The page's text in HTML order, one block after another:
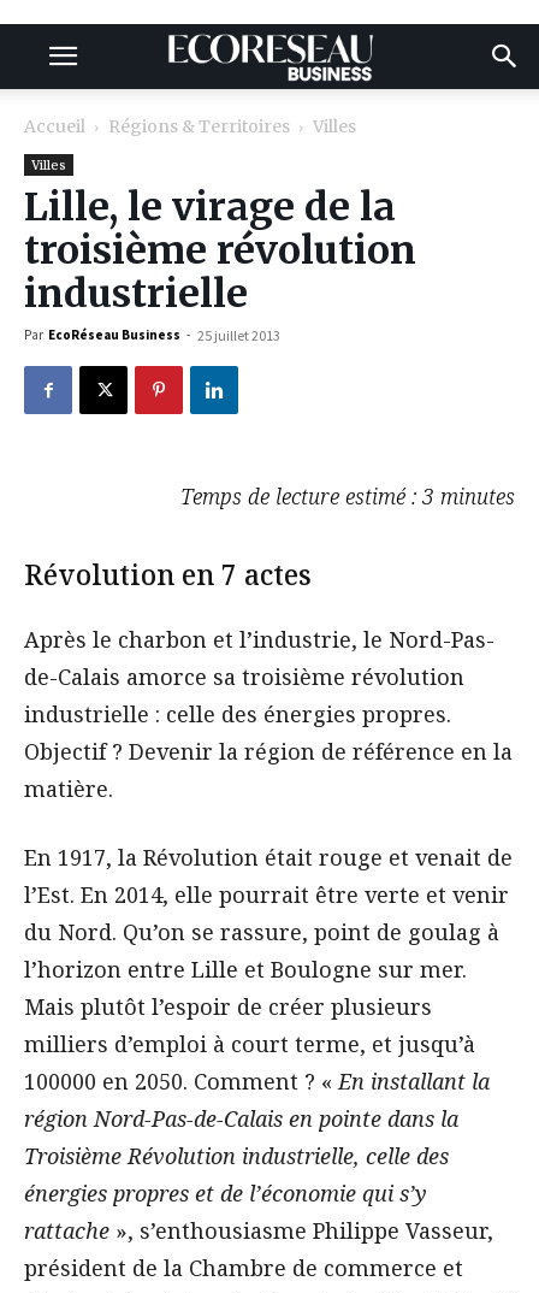
Accueil Régions & Territoires Villes
Villes
Lille, le virage de la
troisième révolution
industrielle
Par EcoRéseau Business - 25 juillet 2013
Temps de lecture estimé : 3 minutes
Révolution en 7 actes
Après le charbon et l’industrie, le Nord-Pas-
de-Calais amorce sa troisième révolution
industrielle : celle des énergies propres.
Objectif ? Devenir la région de référence en la
matière.
En 1917, la Révolution était rouge et venait de
l’Est. En 2014, elle pourrait être verte et venir
du Nord. Qu’on se rassure, point de goulag à
l’horizon entre Lille et Boulogne sur mer.
Mais plutôt l’espoir de créer plusieurs
milliers d’emploi à court terme, et jusqu’à
100000 en 2050. Comment ? «En installant la
région Nord-Pas-de-Calais en pointe dans la
Troisième Révolution industrielle, celle des
énergies propres et de l’économie qui s’y
rattache », s’enthousiasme Philippe Vasseur,
président de la Chambre de commerce et